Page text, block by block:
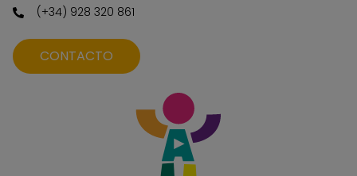
(+34) 928 320 861
CONTACTO